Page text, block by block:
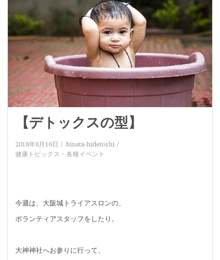
【デトックスの型】
2018年6月16日
hinata-hidetoshi
健康トピックス ・ 各種イベント
今週は、大阪城トライアスロンの、
ボランティアスタッフをしたり。
大神神社へお参りに行って、